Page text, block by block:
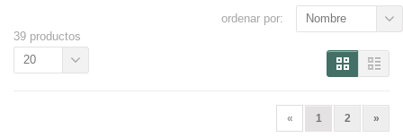
39 productos
ordenar por: Nombre
« 1(current)
2 »Next
20